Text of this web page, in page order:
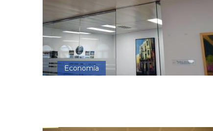
Economía